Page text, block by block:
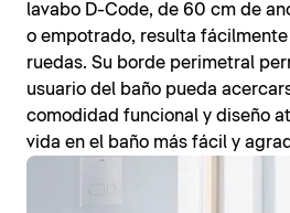
lavabo D-Code, de 60 cm de
o empotrado, resulta
ruedas. Su borde perimetral
usuario del baño pueda
comodidad funcional y diseño
vida en el baño más fácil y